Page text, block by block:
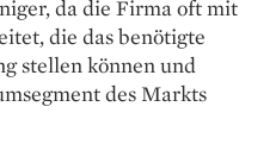
da die Firma oft mit
die das benötigte
stellen können und
des Markts